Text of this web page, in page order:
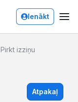
Ienākt
Pirkt izziņu
Atpakaļ